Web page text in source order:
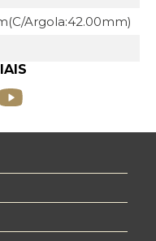
Argola:42.00mm)